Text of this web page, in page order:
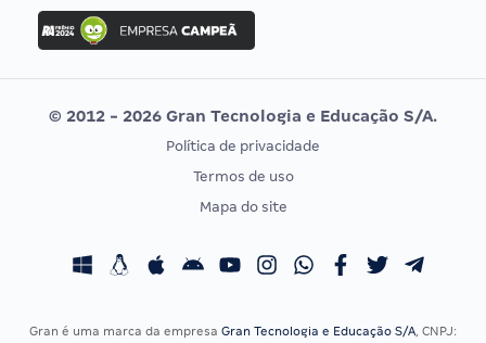
Concurso Ibama
Concurso MPU
Editais publicados
Vunesp
CONCURSOS POR PROFISSÃO
Concursos Fiscais
EXAME DE ORDEM
Calendário OAB
© 2012 - 2026 Gran Tecnologia e Educação S/A.
Política de privacidade
Termos de uso
Mapa do site
Gran é uma marca da empresa Gran Tecnologia e Educação S/A, CNPJ: